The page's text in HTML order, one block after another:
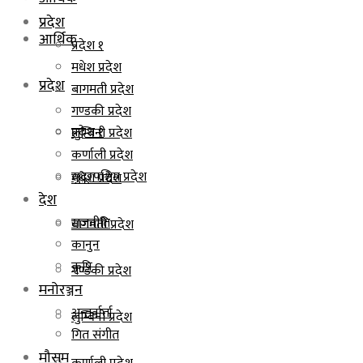
आर्थिक
प्रदेश
प्रदेश १
मधेश प्रदेश
बागमती प्रदेश
गण्डकी प्रदेश
लुम्बिनी प्रदेश
प्रदेश
प्रदेश १
मधेश प्रदेश
बागमती प्रदेश
गण्डकी प्रदेश
लुम्बिनी प्रदेश
कर्णाली प्रदेश
सुदूरपश्चिम प्रदेश
देश
राजनीति
कानुन
कृषि
मनोरञ्जन
अन्तर्वार्ता
गित संगीत
मौसम